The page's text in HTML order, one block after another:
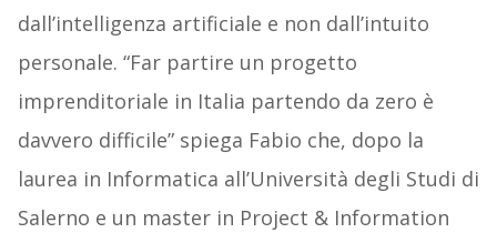
dall’intelligenza artificiale e non dall’intuito
personale. “Far partire un progetto
imprenditoriale in Italia partendo da zero è
davvero difficile” spiega Fabio che, dopo la
laurea in Informatica all’Università degli Studi di
Salerno e un master in Project & Information